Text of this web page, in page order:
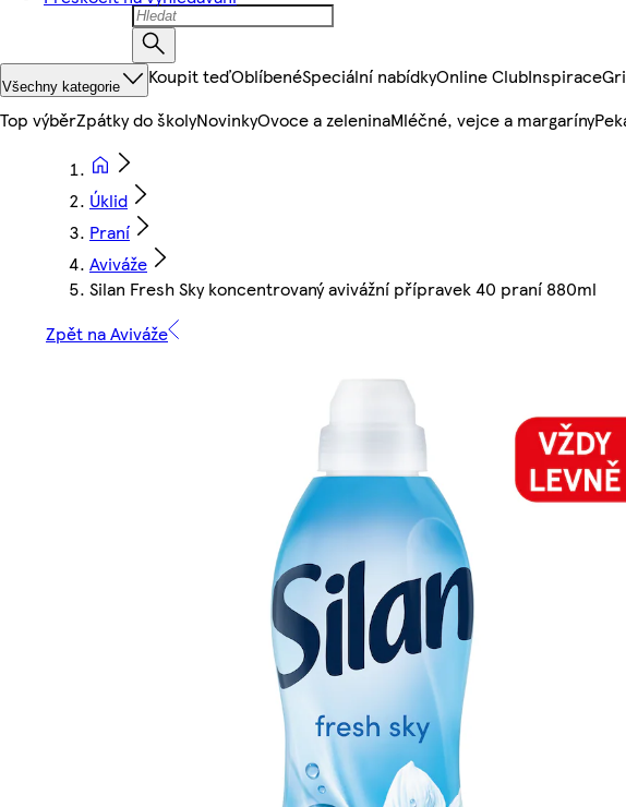
Všechny kategorie Koupit teďOblíbenéSpeciální nabídkyOnline ClubInspirace
Top výběrZpátky do školyNovinkyOvoce a zeleninaMléčné, vejce a margaríny
Úklid
Praní
Aviváže
Silan Fresh Sky koncentrovaný avivážní přípravek 40 praní 880ml
Zpět na Aviváže